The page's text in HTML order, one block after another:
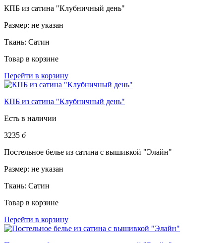
КПБ из сатина "Клубничный день"
Размер: не указан
Ткань: Сатин
Товар в корзине
Перейти в корзину
КПБ из сатина "Клубничный день"
Есть в наличии
3235 б
Постельное белье из сатина с вышивкой "Элайн"
Размер: не указан
Ткань: Сатин
Товар в корзине
Перейти в корзину